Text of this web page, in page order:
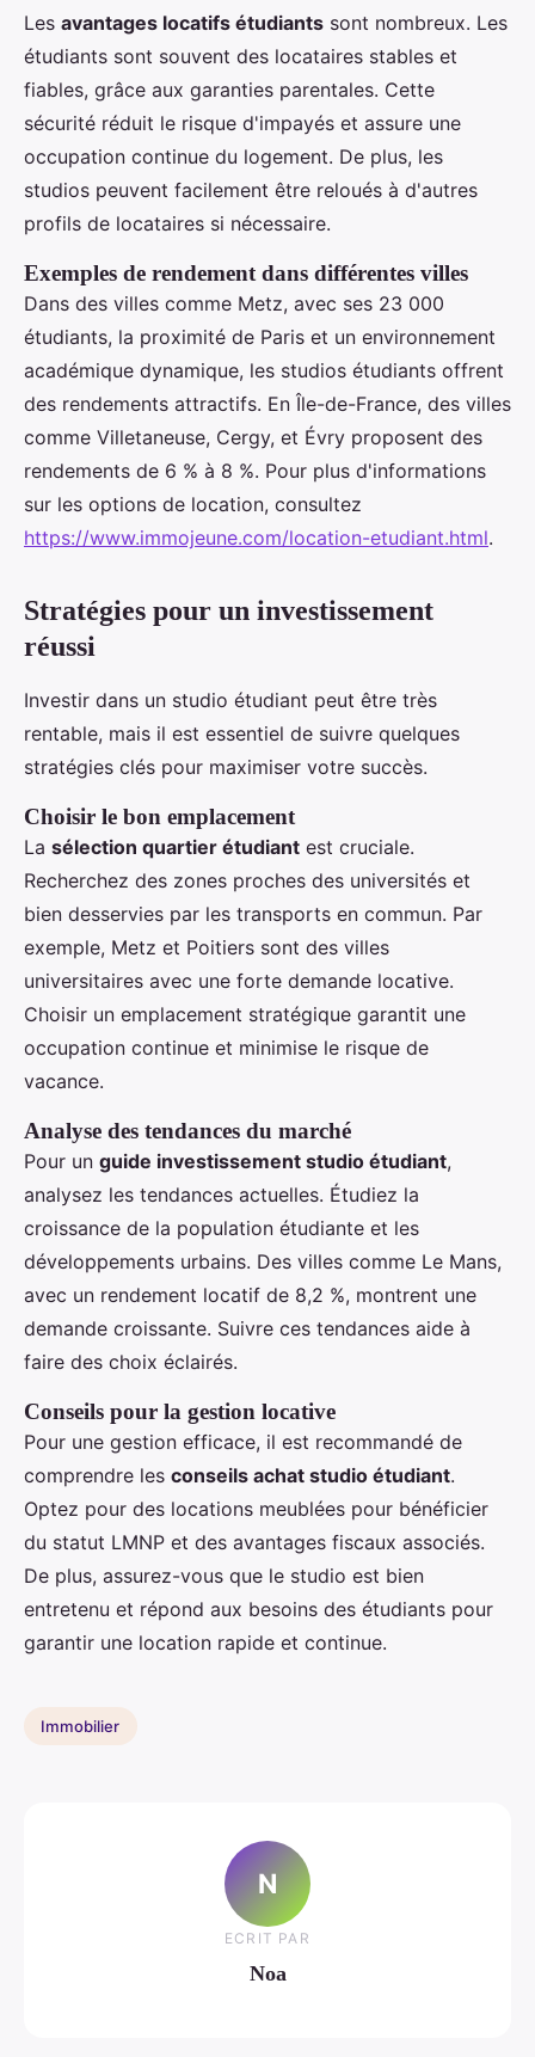
Les avantages locatifs étudiants sont nombreux. Les
étudiants sont souvent des locataires stables et
fiables, grâce aux garanties parentales. Cette
sécurité réduit le risque d'impayés et assure une
occupation continue du logement. De plus, les
studios peuvent facilement être reloués à d'autres
profils de locataires si nécessaire.
Exemples de rendement dans différentes villes
Dans des villes comme Metz, avec ses 23 000
étudiants, la proximité de Paris et un environnement
académique dynamique, les studios étudiants offrent
des rendements attractifs. En Île-de-France, des villes
comme Villetaneuse, Cergy, et Évry proposent des
rendements de 6 % à 8 %. Pour plus d'informations
sur les options de location, consultez
https://www.immojeune.com/location-etudiant.html.
Stratégies pour un investissement
réussi
Investir dans un studio étudiant peut être très
rentable, mais il est essentiel de suivre quelques
stratégies clés pour maximiser votre succès.
Choisir le bon emplacement
La sélection quartier étudiant est cruciale.
Recherchez des zones proches des universités et
bien desservies par les transports en commun. Par
exemple, Metz et Poitiers sont des villes
universitaires avec une forte demande locative.
Choisir un emplacement stratégique garantit une
occupation continue et minimise le risque de
vacance.
Analyse des tendances du marché
Pour un guide investissement studio étudiant,
analysez les tendances actuelles. Étudiez la
croissance de la population étudiante et les
développements urbains. Des villes comme Le Mans,
avec un rendement locatif de 8,2 %, montrent une
demande croissante. Suivre ces tendances aide à
faire des choix éclairés.
Conseils pour la gestion locative
Pour une gestion efficace, il est recommandé de
comprendre les conseils achat studio étudiant.
Optez pour des locations meublées pour bénéficier
du statut LMNP et des avantages fiscaux associés.
De plus, assurez-vous que le studio est bien
entretenu et répond aux besoins des étudiants pour
garantir une location rapide et continue.
Immobilier
N
ECRIT PAR
Noa